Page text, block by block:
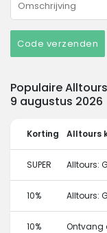
Code verzenden
Populaire
9 augustus 2026
Korting Alltours
SUPER Alltours:
10% Alltours:
10% Ontvang